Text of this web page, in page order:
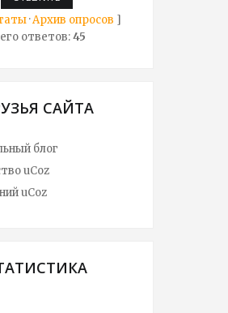
·Архив опросов ]
ответов:45
САЙТА
блог
uCoz
uCoz